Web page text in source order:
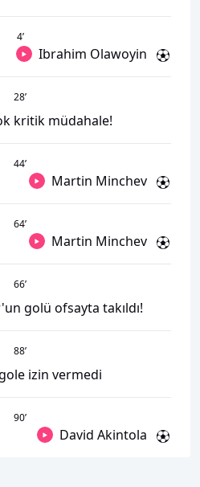
4’
Ibrahim Olawoyin
28’
kritik müdahale!
44’
Martin Minchev
64’
Martin Minchev
66’
golü ofsayta takıldı!
88’
izin vermedi
90’
David Akintola